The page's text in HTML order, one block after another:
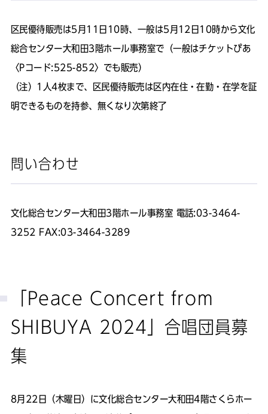
区民優待販売は5月11日10時、一般は5月12日10時から文化
総合センター大和田3階ホール事務室で（一般はチケットぴあ
〈Pコード:525-852〉でも販売）
（注）1人4枚まで、区民優待販売は区内在住・在勤・在学を証
明できるものを持参、無くなり次第終了
問い合わせ
文化総合センター大和田3階ホール事務室 電話:03-3464-
3252 FAX:03-3464-3289
「Peace Concert from
SHIBUYA 2024」合唱団員募
集
8月22日（木曜日）に文化総合センター大和田4階さくらホー